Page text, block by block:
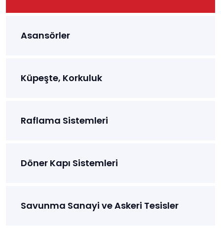
Asansörler
Küpeşte, Korkuluk
Raflama Sistemleri
Döner Kapı Sistemleri
Savunma Sanayi ve Askeri Tesisler